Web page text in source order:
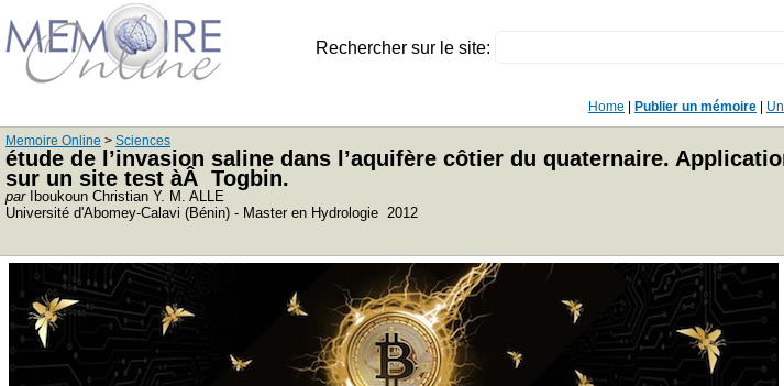
Rechercher sur le site:
Home Publier un mémoire
Memoire Online > Sciences
étude de l’invasion saline dans l’aquifère côtier du quaternaire.
sur un site test àÂ Togbin.
parIboukoun Christian Y. M. ALLE
Université d'Abomey-Calavi (Bénin) - Master en Hydrologie 2012